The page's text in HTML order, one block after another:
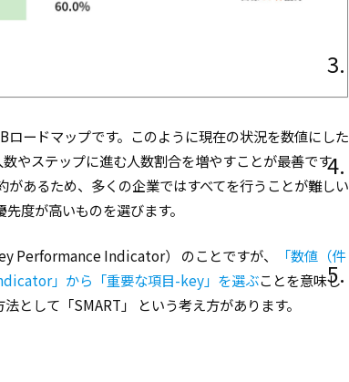
ードマップです。このように現在の状況を数値にした
やステップに進む人数割合を増やすことが最善です
あるため、多くの企業ではすべてを行うことが難しい
度が高いものを選びます。
Performance Indicator） のことですが、
「数値（件
」から「重要な項目-key」を選ぶことを意味し
として「SMART」 という考え方があります。